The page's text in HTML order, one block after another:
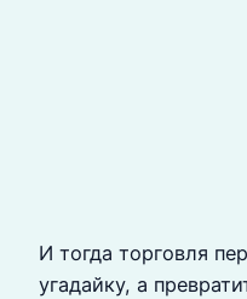
И тогда торговля
угадайку, а